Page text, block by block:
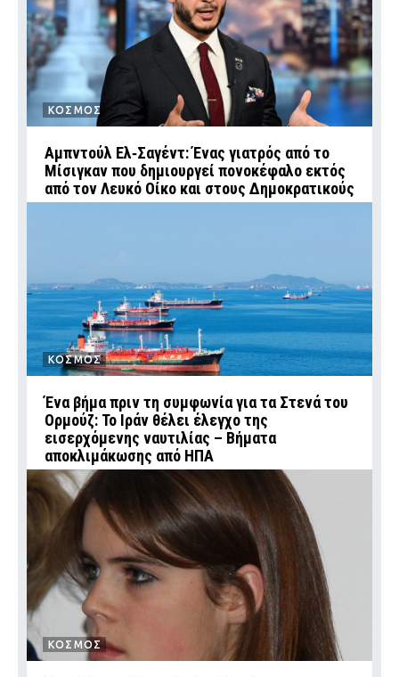
ΚΟΣΜΟΣ
Αμπντούλ Ελ‑Σαγέντ: Ένας γιατρός από το
Μίσιγκαν που δημιουργεί πονοκέφαλο εκτός
από τον Λευκό Οίκο και στους Δημοκρατικούς
ΚΟΣΜΟΣ
Ένα βήμα πριν τη συμφωνία για τα Στενά του
Ορμούζ: Το Ιράν θέλει έλεγχο της
εισερχόμενης ναυτιλίας – Βήματα
αποκλιμάκωσης από ΗΠΑ
ΚΟΣΜΟΣ